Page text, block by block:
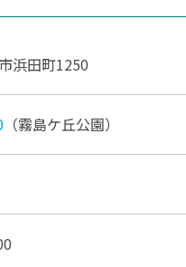
浜田町1250
（霧島ケ丘公園）